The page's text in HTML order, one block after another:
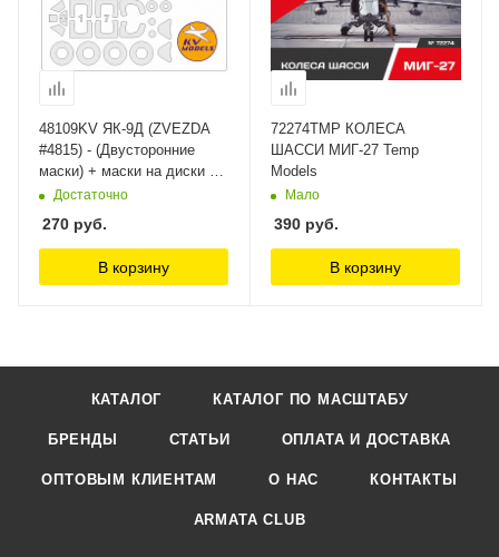
48109KV ЯК-9Д (ZVEZDA
#4815) - (Двусторонние
маски) + маски на диски и
колеса KV Models
Достаточно
270 руб.
В корзину
72274TMP КОЛЕСА
ШАССИ МИГ-27 Temp
Models
Мало
390 руб.
В корзину
КАТАЛОГ КАТАЛОГ ПО МАСШТАБУ
БРЕНДЫ СТАТЬИ ОПЛАТА И ДОСТАВКА
ОПТОВЫМ КЛИЕНТАМ О НАС КОНТАКТЫ
ARMATA CLUB